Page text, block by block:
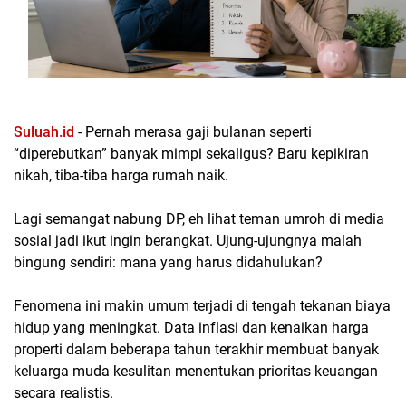
Suluah.id - Pernah merasa gaji bulanan seperti
“diperebutkan” banyak mimpi sekaligus? Baru kepikiran
nikah, tiba-tiba harga rumah naik.
Lagi semangat nabung DP, eh lihat teman umroh di media
sosial jadi ikut ingin berangkat. Ujung-ujungnya malah
bingung sendiri: mana yang harus didahulukan?
Fenomena ini makin umum terjadi di tengah tekanan biaya
hidup yang meningkat. Data inflasi dan kenaikan harga
properti dalam beberapa tahun terakhir membuat banyak
keluarga muda kesulitan menentukan prioritas keuangan
secara realistis.